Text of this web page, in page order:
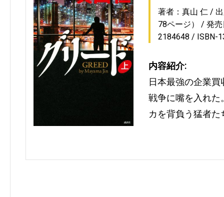
著者：真山 仁
78ページ）
発
2184648
ISBN-
内容紹介:
日本最強の企業
戦争に嘴を入れた
カを背負う猛者